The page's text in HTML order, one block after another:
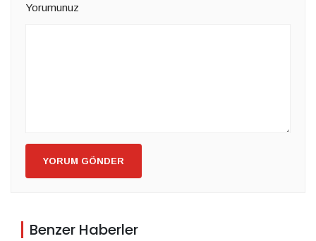
Yorumunuz
YORUM GÖNDER
Benzer Haberler